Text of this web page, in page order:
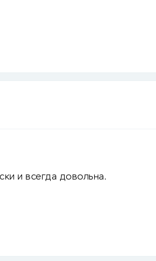
и всегда довольна.